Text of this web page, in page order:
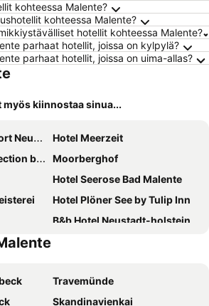
kohteessa Malente?
kohteessa Malente?
hotellit kohteessa Malente?
parhaat hotellit, joissa on kylpylä?
parhaat hotellit, joissa on uima-allas?
kiinnostaa sinua...
Hotel Meerzeit
Ligula
Moorberghof
Hotel Seerose Bad Malente
Hotel Plöner See by Tulip Inn
B&b Hotel Neustadt-holstein
Townhuus No. 1 / Dieksee
Hotel See Villa
Travemünde
Skandinavienkai